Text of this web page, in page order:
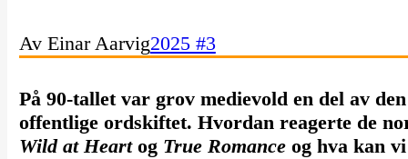
Av Einar Aarvig2025 #3
På 90-tallet var grov medievold en del av
offentlige ordskiftet. Hvordan reagerte de
Wild at Heartog True Romance og hva kan